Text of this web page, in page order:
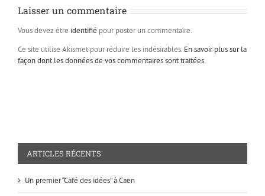
Laisser un commentaire
Vous devez être identifié pour poster un commentaire.
Ce site utilise Akismet pour réduire les indésirables. En savoir plus sur la
façon dont les données de vos commentaires sont traitées.
ARTICLES RÉCENTS
Un premier “Café des idées” à Caen